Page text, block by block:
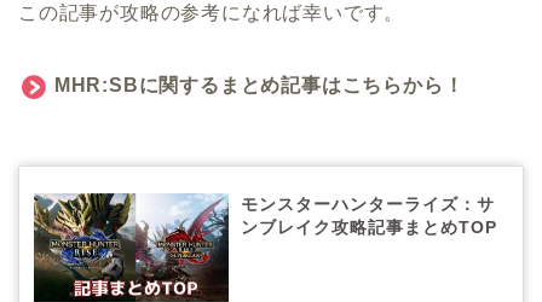
この記事が攻略の参考になれば幸いです。
MHR:SBに関するまとめ記事はこちらから！
モンスターハンターライズ：サ
ンブレイク攻略記事まとめTOP